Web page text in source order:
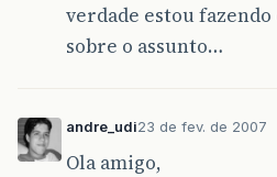
verdade estou fazendo
sobre o assunto…
andre_udi23 de fev. de 2007
Ola amigo,